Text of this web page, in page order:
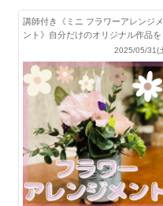
講師付き《ミニ フラワーアレンジメ
ント》自分だけのオリジナル作品を
2025/05/31(